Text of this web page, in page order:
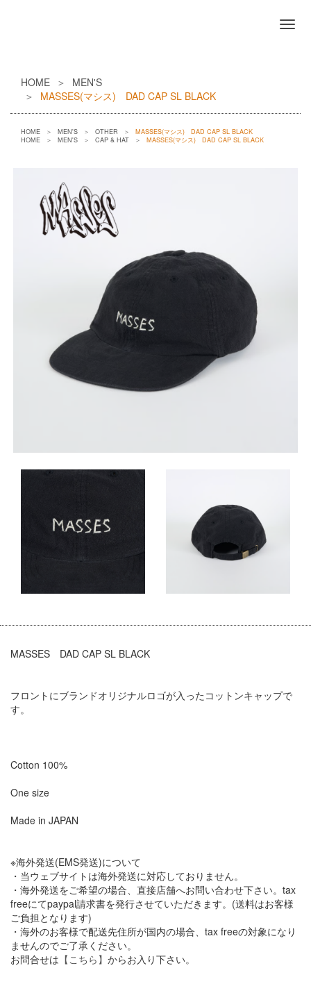
HOME
MEN'S
MASSES(マシス) DAD CAP SL BLACK
HOME MEN'S OTHER
MASSES(マシス) DAD CAP SL BLACK
HOME
MEN'S CAP & HAT MASSES(マシス) DAD CAP SL BLACK
MASSES DAD CAP SL BLACK
フロントにブランドオリジナルロゴが入ったコットンキャップで
す。
Cotton 100%
One size
Made in JAPAN
※海外発送(EMS発送)について
・当ウェブサイトは海外発送に対応しておりません。
・海外発送をご希望の場合、直接店舗へお問い合わせ下さい。tax
freeにてpaypal請求書を発行させていただきます。(送料はお客様
ご負担となります)
・海外のお客様で配送先住所が国内の場合、tax freeの対象になり
ませんのでご了承ください。
お問合せは 【こちら】 からお入り下さい。